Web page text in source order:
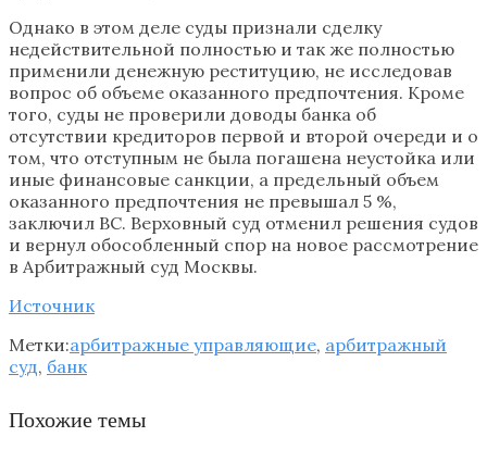
Однако в этом деле суды признали сделку
недействительной полностью и так же полностью
применили денежную реституцию, не исследовав
вопрос об объеме оказанного предпочтения. Кроме
того, суды не проверили доводы банка об
отсутствии кредиторов первой и второй очереди и о
том, что отступным не была погашена неустойка или
иные финансовые санкции, а предельный объем
оказанного предпочтения не превышал 5 %,
заключил ВС. Верховный суд отменил решения судов
и вернул обособленный спор на новое рассмотрение
в Арбитражный суд Москвы.
Источник
Метки:арбитражные управляющие, арбитражный
суд, банк
Похожие темы